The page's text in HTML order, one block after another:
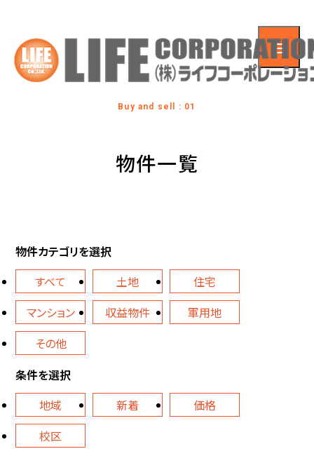
Buy and sell : 01
物件一覧
物件カテゴリを選択
すべて
土地
住宅
マンション
収益物件
軍用地
その他
条件を選択
地域
新着
価格
校区